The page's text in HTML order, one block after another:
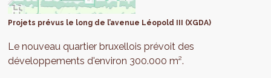
Projets prévus le long de l’avenue Léopold III (XGDA)
Le nouveau quartier bruxellois prévoit des
développements d'environ 300.000 m².